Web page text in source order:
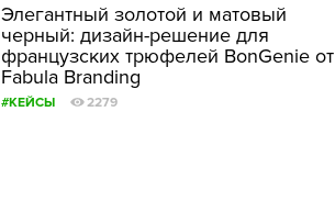
Элегантный золотой и матовый
черный: дизайн-решение для
французских трюфелей BonGenie от
Fabula Branding
#КЕЙСЫ 2279